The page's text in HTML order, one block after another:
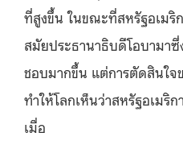
ที่สูงขึ้น ในขณะที่สหรัฐอเมริ
สมัยประธานาธิบดีโอบามา
ชอบมากขึ้น แต่การตัดสินใจ
ทำให้โลกเห็นว่าสหรัฐอเมริ
เมื่อ